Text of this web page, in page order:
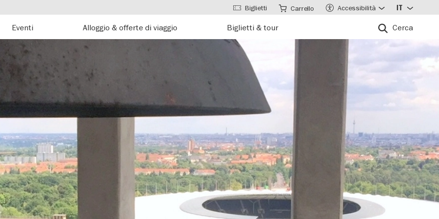
Eventi Alloggio & offerte di viaggio Biglietti & tour Cerca
Biglietti Carrello Accessibilità IT